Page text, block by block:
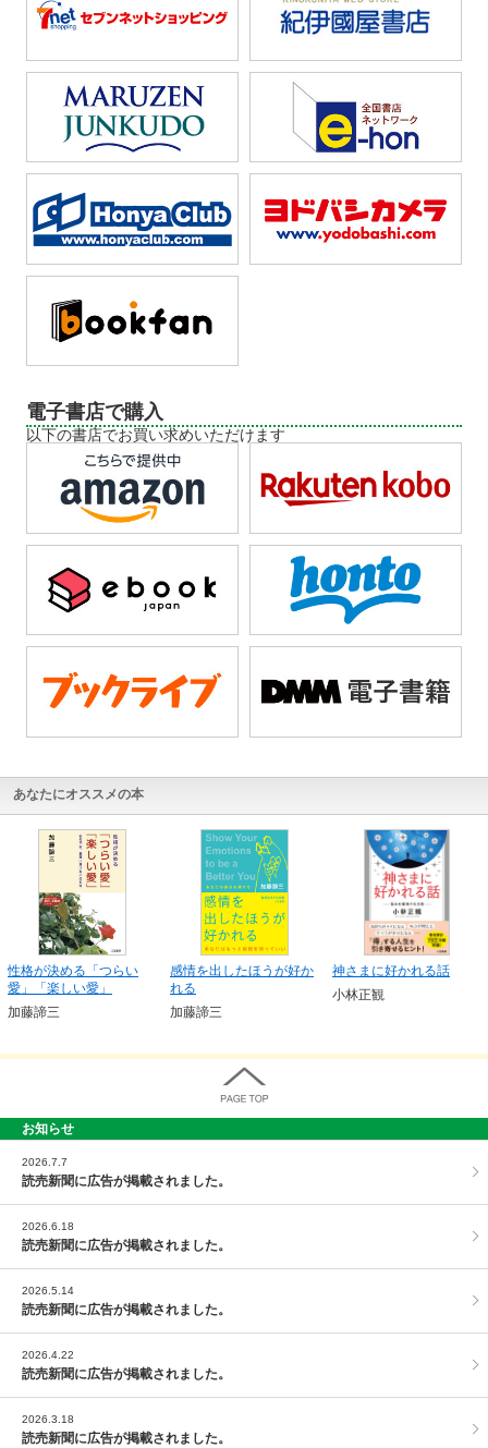
電子書店で購入
以下の書店でお買い求めいただけます
あなたにオススメの本
性格が決める「つらい
愛」「楽しい愛」
加藤諦三
感情を出したほうが好か
れる
加藤諦三
神さまに好かれる話
小林正観
お知らせ
2026.7.7
読売新聞に広告が掲載されました。
2026.6.18
読売新聞に広告が掲載されました。
2026.5.14
読売新聞に広告が掲載されました。
2026.4.22
読売新聞に広告が掲載されました。
2026.3.18
読売新聞に広告が掲載されました。
PAGE TOP